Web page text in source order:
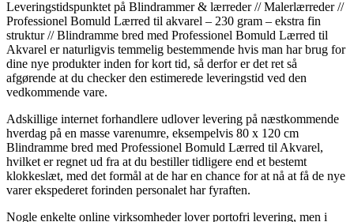
Leveringstidspunktet på Blindrammer & lærreder // Malerlærreder //
Professionel Bomuld Lærred til akvarel – 230 gram – ekstra fin
struktur // Blindramme bred med Professionel Bomuld Lærred til
Akvarel er naturligvis temmelig bestemmende hvis man har brug for
dine nye produkter inden for kort tid, så derfor er det ret så
afgørende at du checker den estimerede leveringstid ved den
vedkommende vare.
Adskillige internet forhandlere udlover levering på næstkommende
hverdag på en masse varenumre, eksempelvis 80 x 120 cm
Blindramme bred med Professionel Bomuld Lærred til Akvarel,
hvilket er regnet ud fra at du bestiller tidligere end et bestemt
klokkeslæt, med det formål at de har en chance for at nå at få de nye
varer ekspederet forinden personalet har fyraften.
Nogle enkelte online virksomheder lover portofri levering, men i